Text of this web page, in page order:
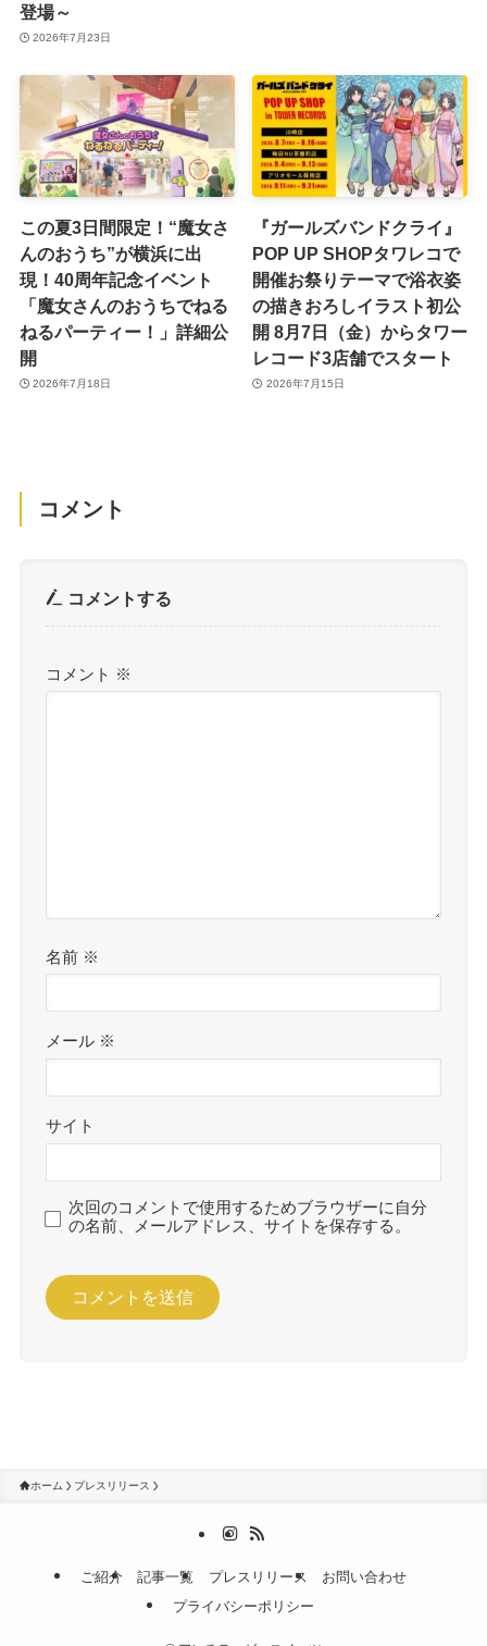
登場～
2026年7月23日
この夏3日間限定！“魔女さ
んのおうち”が横浜に出
現！40周年記念イベント
「魔女さんのおうちでねる
ねるパーティー！」詳細公
開
2026年7月18日
『ガールズバンドクライ』
POP UP SHOPタワレコで
開催お祭りテーマで浴衣姿
の描きおろしイラスト初公
開 8月7日（金）からタワー
レコード3店舗でスタート
2026年7月15日
コメント
コメントする
コメント ※
名前 ※
メール ※
サイト
次回のコメントで使用するためブラウザーに自分
の名前、メールアドレス、サイトを保存する。
ホーム プレスリリース
ご紹介 記事一覧 プレスリリース
お問い合わせ
プライバシーポリシー